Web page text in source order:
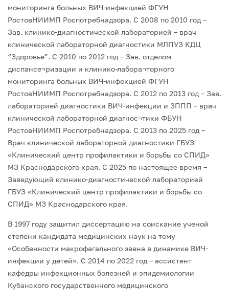
мониторинга больных ВИЧ-инфекцией ФГУН
РостовНИИМП Роспотребнадзора. С 2008 по 2010 год –
Зав. клинико-диагностической лабораторией – врач
клинической лабораторной диагностики МЛПУЗ КДЦ
“Здоровье”. С 2010 по 2012 год – Зав. отделом
диспансе¬ризации и клинико-лабора¬торного
мониторинга больных ВИЧ-инфекцией ФГУН
РостовНИИМП Роспотребнадзора. С 2012 по 2013 год – Зав.
лабораторией диагностики ВИЧ-инфекции и ЗППП – врач
клинической лабораторной диагнос¬тики ФБУН
РостовНИИМП Роспотребнадзора. С 2013 по 2025 год –
Врач клинической лабораторной диагностики ГБУЗ
«Клинический центр профилактики и борьбы со СПИД»
МЗ Краснодарского края. С 2025 по настоящее время –
Заведующий клинико-диагностической лабораторией
ГБУЗ «Клинический центр профилактики и борьбы со
СПИД» МЗ Краснодарского края.
В 1997 году защитил диссертацию на соискание ученой
степени кандидата медицинских наук на тему
«Особенности макрофагального звена в динамике ВИЧ-
инфекции у детей». С 2014 по 2022 год – ассистент
кафедры инфекционных болезней и эпидемиологии
Кубанского государственного медицинского